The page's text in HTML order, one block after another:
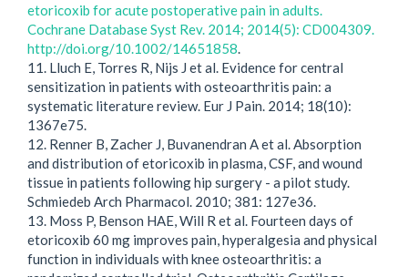
etoricoxib for acute postoperative pain in adults.
Cochrane Database Syst Rev. 2014; 2014(5): CD004309.
http://doi.org/10.1002/14651858.
11. Lluch E, Torres R, Nijs J et al. Evidence for central
sensitization in patients with osteoarthritis pain: a
systematic literature review. Eur J Pain. 2014; 18(10):
1367e75.
12. Renner B, Zacher J, Buvanendran A et al. Absorption
and distribution of etoricoxib in plasma, CSF, and wound
tissue in patients following hip surgery - a pilot study.
Schmiedeb Arch Pharmacol. 2010; 381: 127e36.
13. Moss P, Benson HAE, Will R et al. Fourteen days of
etoricoxib 60 mg improves pain, hyperalgesia and physical
function in individuals with knee osteoarthritis: a